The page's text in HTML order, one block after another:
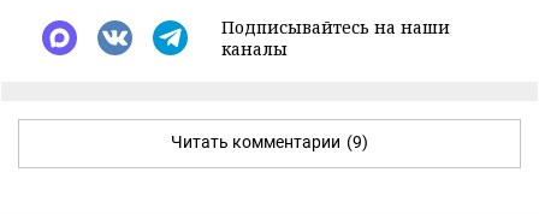
Подписывайтесь на наши
каналы
Читать комментарии (9)